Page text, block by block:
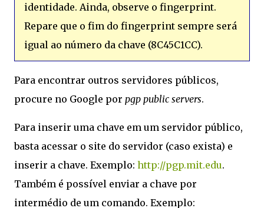
identidade. Ainda, observe o fingerprint.
Repare que o fim do fingerprint sempre será
igual ao número da chave (8C45C1CC).
Para encontrar outros servidores públicos,
procure no Google por pgp public servers.
Para inserir uma chave em um servidor público,
basta acessar o site do servidor (caso exista) e
inserir a chave. Exemplo: http://pgp.mit.edu.
Também é possível enviar a chave por
intermédio de um comando. Exemplo: